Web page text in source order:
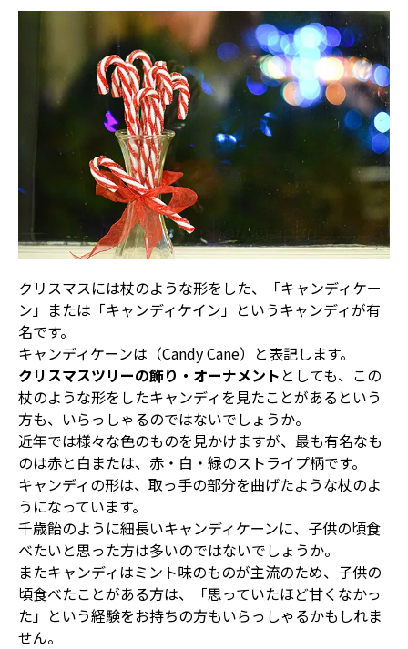
クリスマスには杖のような形をした、「キャンディケー
ン」または「キャンディケイン」というキャンディが有
名です。
キャンディケーンは（Candy Cane）と表記します。
クリスマスツリーの飾り・オーナメント としても、この
杖のような形をしたキャンディを見たことがあるという
方も、いらっしゃるのではないでしょうか。
近年では様々な色のものを見かけますが、最も有名なも
のは赤と白または、赤・白・緑のストライプ柄です。
キャンディの形は、取っ手の部分を曲げたような杖のよ
うになっています。
千歳飴のように細長いキャンディケーンに、子供の頃食
べたいと思った方は多いのではないでしょうか。
またキャンディはミント味のものが主流のため、子供の
頃食べたことがある方は、「思っていたほど甘くなかっ
た」という経験をお持ちの方もいらっしゃるかもしれま
せん。